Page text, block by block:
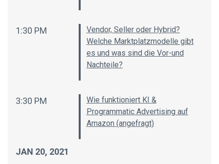
1:30 PM
Vendor, Seller oder Hybrid?
Welche Marktplatzmodelle gibt
es und was sind die Vor-und
Nachteile?
3:30 PM
Wie funktioniert KI &
Programmatic Advertising auf
Amazon (angefragt)
JAN 20, 2021